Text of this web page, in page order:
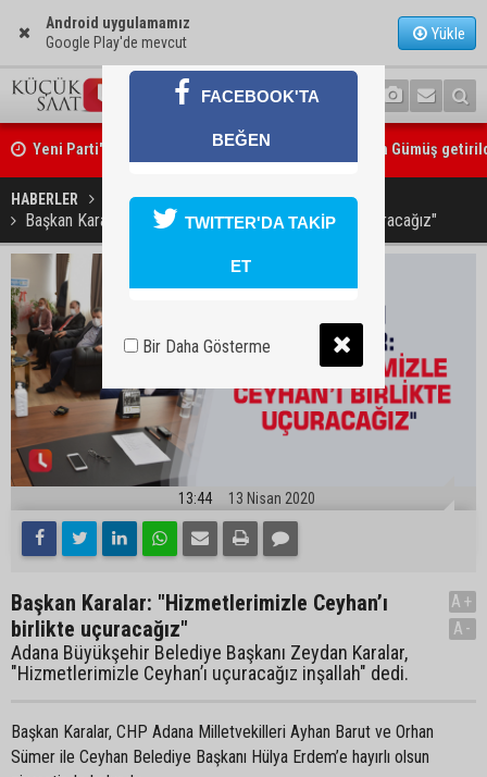
Android uygulamamız
Google Play'de mevcut
Yükle
Yeni Parti'de Seyhan İlçe Başkanlığına Mehmet Şahin Gümüş
Adanalı araştırmacı Burhan Eptemli CHP’de başkan yardımcısı oldu
HABERLER YAŞAM
Başkan Karalar: "Hizmetlerimizle Ceyhan’ı birlikte uçuracağız"
13:44 13 Nisan 2020
Başkan Karalar: "Hizmetlerimizle Ceyhan’ı
birlikte uçuracağız"
Adana Büyükşehir Belediye Başkanı Zeydan Karalar,
"Hizmetlerimizle Ceyhan’ı uçuracağız inşallah" dedi.
A+
A-
Başkan Karalar, CHP Adana Milletvekilleri Ayhan Barut ve Orhan
Sümer ile Ceyhan Belediye Başkanı Hülya Erdem’e hayırlı olsun
FACEBOOK'TA
BEĞEN
TWITTER'DA TAKİP
ET
Bir Daha Gösterme